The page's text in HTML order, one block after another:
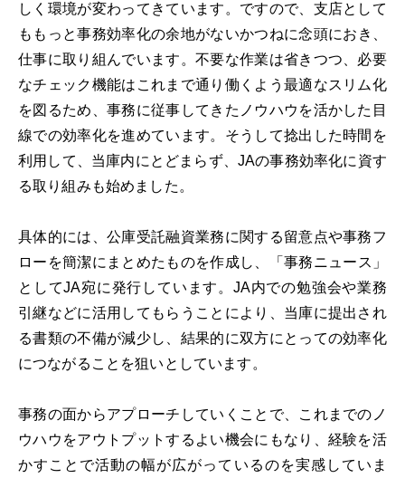
しく環境が変わってきています。ですので、支店として
ももっと事務効率化の余地がないかつねに念頭におき、
仕事に取り組んでいます。不要な作業は省きつつ、必要
なチェック機能はこれまで通り働くよう最適なスリム化
を図るため、事務に従事してきたノウハウを活かした目
線での効率化を進めています。そうして捻出した時間を
利用して、当庫内にとどまらず、JAの事務効率化に資す
る取り組みも始めました。
具体的には、公庫受託融資業務に関する留意点や事務フ
ローを簡潔にまとめたものを作成し、「事務ニュース」
としてJA宛に発行しています。JA内での勉強会や業務
引継などに活用してもらうことにより、当庫に提出され
る書類の不備が減少し、結果的に双方にとっての効率化
につながることを狙いとしています。
事務の面からアプローチしていくことで、これまでのノ
ウハウをアウトプットするよい機会にもなり、経験を活
かすことで活動の幅が広がっているのを実感していま